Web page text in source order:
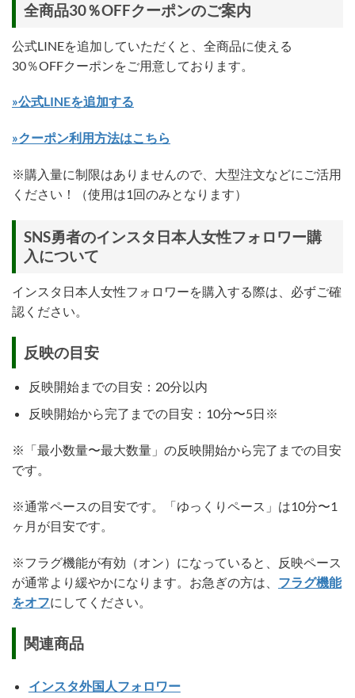
全商品30％OFFクーポンのご案内
公式LINEを追加していただくと、全商品に使える
30％OFFクーポンをご用意しております。
»公式LINEを追加する
»クーポン利用方法はこちら
※購入量に制限はありませんので、大型注文などにご活用
ください！（使用は1回のみとなります）
SNS勇者のインスタ日本人女性フォロワー購
入について
インスタ日本人女性フォロワーを購入する際は、必ずご確
認ください。
反映の目安
反映開始までの目安：20分以内
反映開始から完了までの目安：10分〜5日※
※「最小数量〜最大数量」の反映開始から完了までの目安
です。
※通常ペースの目安です。「ゆっくりペース」は10分〜1
ヶ月が目安です。
※フラグ機能が有効（オン）になっていると、反映ペース
が通常より緩やかになります。お急ぎの方は、 フラグ機能
をオフにしてください。
関連商品
インスタ外国人フォロワー